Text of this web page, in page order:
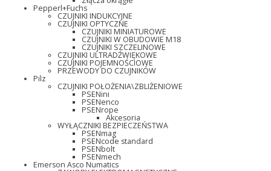
Pepperl+Fuchs
CZUJNIKI INDUKCYJNE
CZUJNIKI OPTYCZNE
CZUJNIKI MINIATUROWE
CZUJNIKI W OBUDOWIE M18
CZUJNIKI SZCZELINOWE
CZUJNIKI ULTRADŹWIĘKOWE
CZUJNIKI POJEMNOŚCIOWE
PRZEWODY DO CZUJNIKÓW
Pilz
CZUJNIKI POŁOŻENIA\ZBLIŻENIOWE
PSENini
PSENenco
PSENrope
Akcesoria
WYŁĄCZNIKI BEZPIECZEŃSTWA
PSENmag
PSENcode standard
PSENbolt
PSENmech
Emerson Asco Numatics